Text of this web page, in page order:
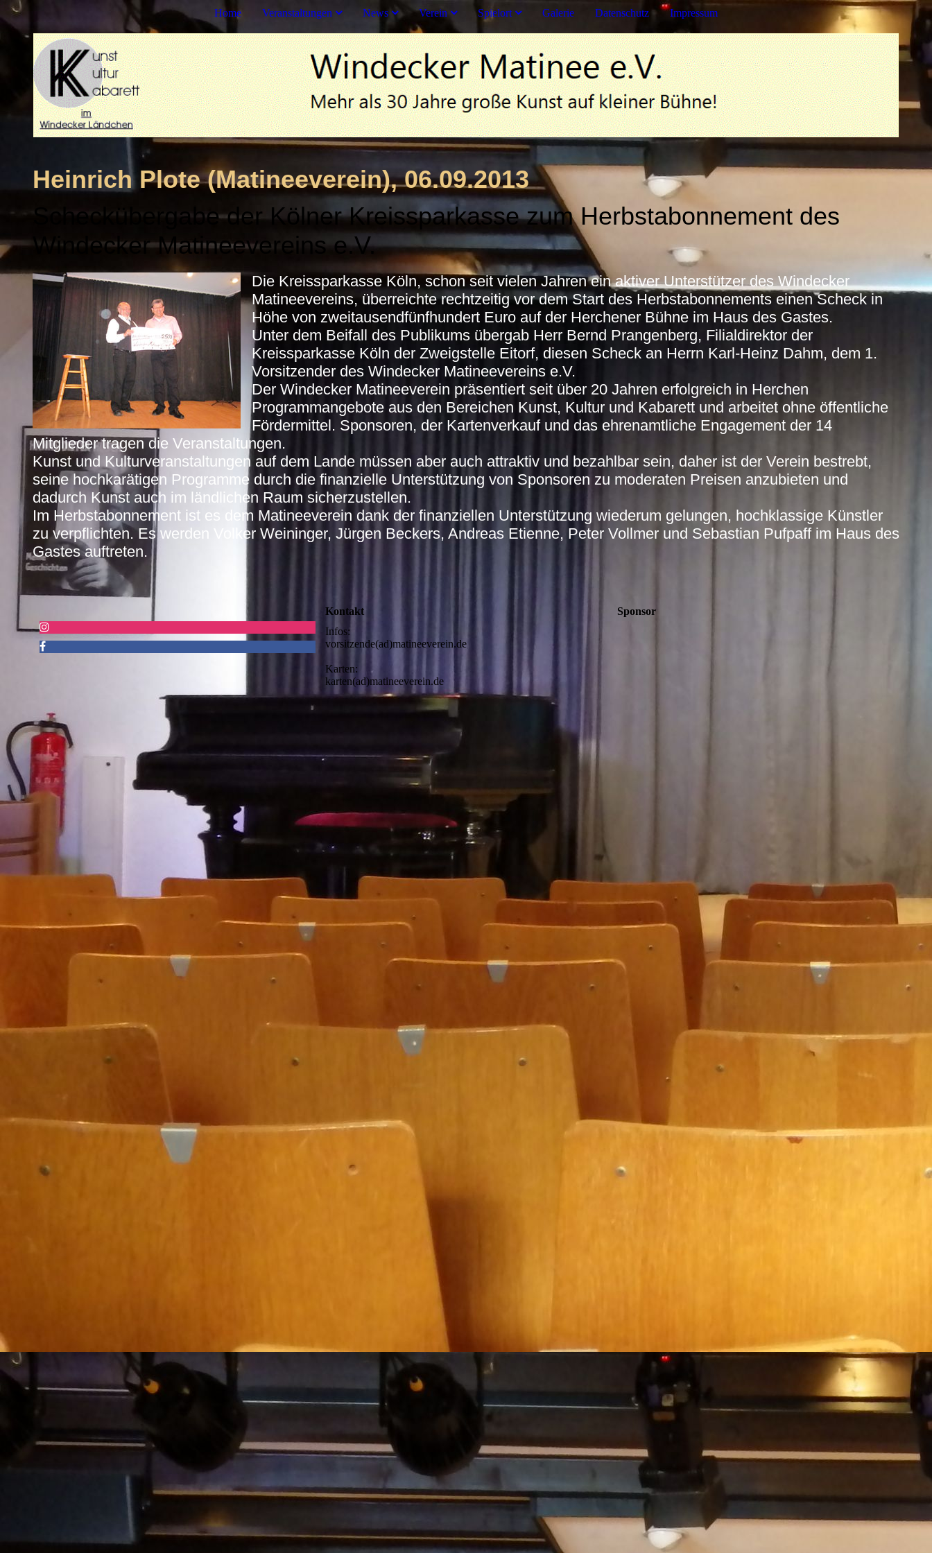
Home Veranstaltungen News Verein Spielort Galerie Datenschutz Impressum
Heinrich Plote (Matineeverein), 06.09.2013
Scheckübergabe der Kölner Kreissparkasse zum Herbstabonnement des
Windecker Matineevereins e.V.
Die Kreissparkasse Köln, schon seit vielen Jahren ein aktiver Unterstützer des Windecker
Matineevereins, überreichte rechtzeitig vor dem Start des Herbstabonnements einen Scheck in
Höhe von zweitausendfünfhundert Euro auf der Herchener Bühne im Haus des Gastes.
Unter dem Beifall des Publikums übergab Herr Bernd Prangenberg, Filialdirektor der
Kreissparkasse Köln der Zweigstelle Eitorf, diesen Scheck an Herrn Karl-Heinz Dahm, dem 1.
Vorsitzender des Windecker Matineevereins e.V.
Der Windecker Matineeverein präsentiert seit über 20 Jahren erfolgreich in Herchen
Programmangebote aus den Bereichen Kunst, Kultur und Kabarett und arbeitet ohne öffentliche
Fördermittel. Sponsoren, der Kartenverkauf und das ehrenamtliche Engagement der 14
Mitglieder tragen die Veranstaltungen.
Kunst und Kulturveranstaltungen auf dem Lande müssen aber auch attraktiv und bezahlbar sein, daher ist der Verein bestrebt,
seine hochkarätigen Programme durch die finanzielle Unterstützung von Sponsoren zu moderaten Preisen anzubieten und
dadurch Kunst auch im ländlichen Raum sicherzustellen.
Im Herbstabonnement ist es dem Matineeverein dank der finanziellen Unterstützung wiederum gelungen, hochklassige Künstler
zu verpflichten. Es werden Volker Weininger, Jürgen Beckers, Andreas Etienne, Peter Vollmer und Sebastian Pufpaff im Haus des
Gastes auftreten.
Kontakt
Infos:
vorsitzende(ad)matineeverein.de
Karten:
karten(ad)matineeverein.de
Sponsor